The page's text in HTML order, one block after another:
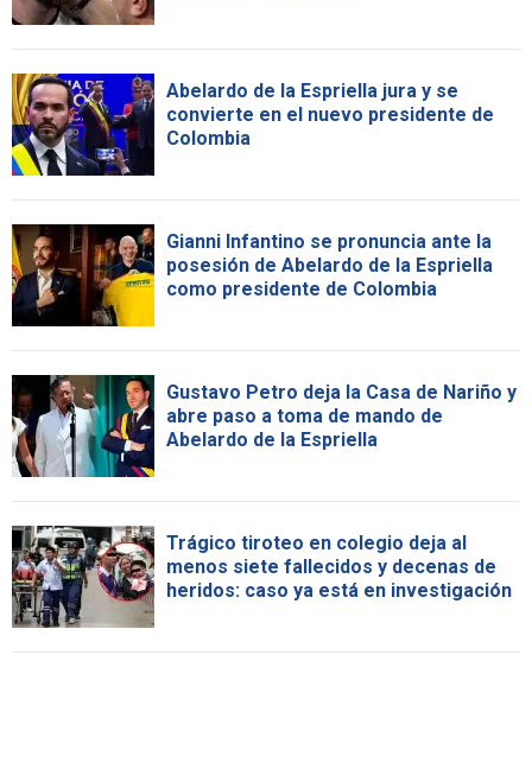
Abelardo de la Espriella jura y se
convierte en el nuevo presidente de
Colombia
Gianni Infantino se pronuncia ante la
posesión de Abelardo de la Espriella
como presidente de Colombia
Gustavo Petro deja la Casa de Nariño y
abre paso a toma de mando de
Abelardo de la Espriella
Trágico tiroteo en colegio deja al
menos siete fallecidos y decenas de
heridos: caso ya está en investigación